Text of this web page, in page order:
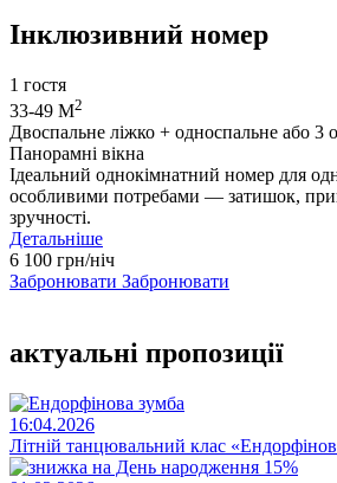
Інклюзивний номер
1 гостя
33-49 М2
Двоспальне ліжко + односпальне або 3
Панорамні вікна
Ідеальний однокімнатний номер для
особливими потребами — затишок,
зручності.
Детальніше
6 100 грн/ніч
Забронювати Забронювати
актуальні пропозиції
16:04.2026
Літній танцювальний клас